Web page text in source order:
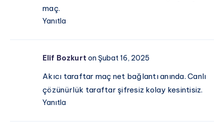
maç.
Yanıtla
Elif Bozkurt on Şubat 16, 2025
Akıcı taraftar maç net bağlantı anında. Canlı
çözünürlük taraftar şifresiz kolay kesintisiz.
Yanıtla